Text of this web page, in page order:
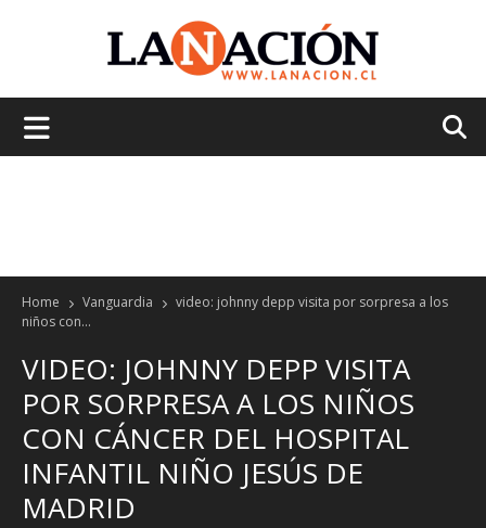
Home Vanguardia
video: johnny depp visita por sorpresa a los
niños con...
VIDEO: JOHNNY DEPP VISITA
POR SORPRESA A LOS NIÑOS
CON CÁNCER DEL HOSPITAL
INFANTIL NIÑO JESÚS DE
MADRID